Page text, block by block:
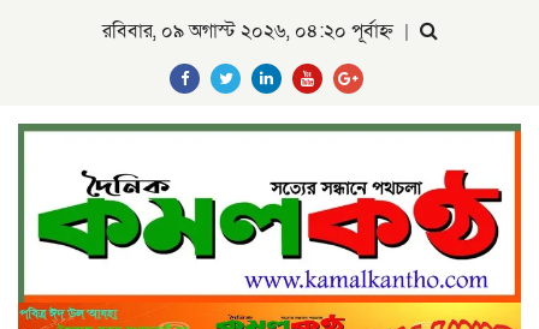
রবিবার, ০৯ অগাস্ট ২০২৬, ০৪:২০ পূর্বাহ্ন |